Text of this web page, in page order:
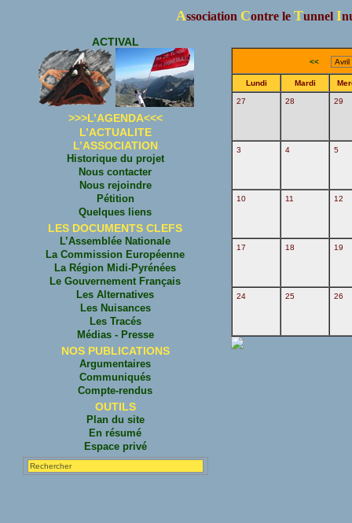
ACTIVAL
>>>L’AGENDA<<<
L’ACTUALITE
L’ASSOCIATION
Historique du projet
Nous contacter
Nous rejoindre
Pétition
Quelques liens
LES DOCUMENTS CLEFS
L’Assemblée Nationale
La Commission Européenne
La Région Midi-Pyrénées
Le Gouvernement Français
Les Alternatives
Les Nuisances
Les Tracés
Médias - Presse
NOS PUBLICATIONS
Argumentaires
Communiqués
Compte-rendus
OUTILS
Plan du site
En résumé
Espace privé
Association Contre le Tunnel I
<<
Lundi Mardi
27 28 29
3 4 5
10 11 12
17 18 19
24 25 26